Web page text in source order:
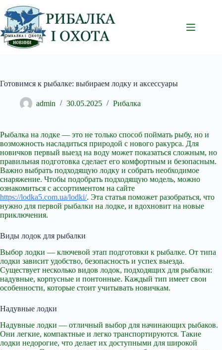
Перейти
до
вмісту
Готовимся к рыбалке: выбираем лодку и аксессуары
admin 30.05.2025 Рибалка
Рыбалка на лодке — это не только способ поймать рыбу, но и
возможность насладиться природой с нового ракурса. Для
новичков первый выезд на воду может показаться сложным, но
правильная подготовка сделает его комфортным и безопасным.
Важно выбрать подходящую лодку и собрать необходимое
снаряжение. Чтобы подобрать подходящую модель, можно
ознакомиться с ассортиментом на сайте
https://lodka5.com.ua/lodki/. Эта статья поможет разобраться, что
нужно для первой рыбалки на лодке, и вдохновит на новые
приключения.
Виды лодок для рыбалки
Выбор лодки — ключевой этап подготовки к рыбалке. От типа
лодки зависит удобство, безопасность и успех выезда.
Существует несколько видов лодок, подходящих для рыбалки:
надувные, корпусные и понтонные. Каждый тип имеет свои
особенности, которые стоит учитывать новичкам.
Надувные лодки
Надувные лодки — отличный выбор для начинающих рыбаков.
Они легкие, компактные и легко транспортируются. Такие
лодки недорогие, что делает их доступными для широкой